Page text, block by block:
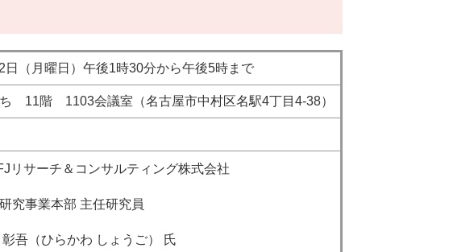
日（月曜日）午後1時30分から午後5時まで
11階 1103会議室（名古屋市中村区名駅4丁目4-38）
リサーチ＆コンサルティング株式会社
業本部 主任研究員
ひらかわ しょうご） 氏